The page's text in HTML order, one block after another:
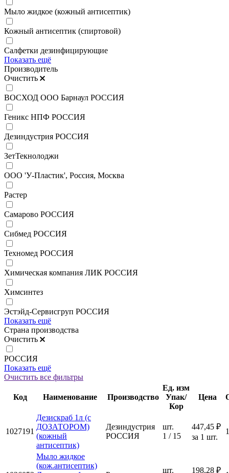
Мыло жидкое (кожный антисептик)
Кожный антисептик (спиртовой)
Салфетки дезинфицирующие
Показать ещё
Производитель
Очистить
ВОСХОД ООО Барнаул РОССИЯ
Геникс НПФ РОССИЯ
Дезиндустрия РОССИЯ
ЗетТекнолоджи
ООО 'У-Пластик', Россия, Москва
Растер
Самарово РОССИЯ
Сибмед РОССИЯ
Техномед РОССИЯ
Химическая компания ЛИК РОССИЯ
Химсинтез
Эстэйд-Сервисгруп РОССИЯ
Показать ещё
Страна производства
Очистить
РОССИЯ
Показать ещё
Очистить все фильтры
Код Наименование Производство
Ед. изм
Упак/
Кор
Цена
1027191
Дезискраб 1л (с
ДОЗАТОРОМ)
(кожный
антисептик)
Дезиндустрия
РОССИЯ
шт.
1 / 15
447,45 ₽
за 1 шт.
Мыло жидкое
(кож.антисептик)
шт. 198,28 ₽